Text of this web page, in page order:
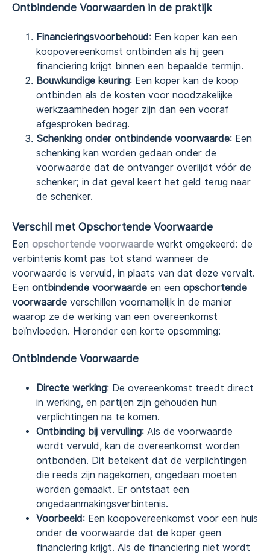
Ontbindende Voorwaarden in de praktijk
Financieringsvoorbehoud : Een koper kan een
koopovereenkomst ontbinden als hij geen
financiering krijgt binnen een bepaalde termijn.
Bouwkundige keuring: Een koper kan de koop
ontbinden als de kosten voor noodzakelijke
werkzaamheden hoger zijn dan een vooraf
afgesproken bedrag.
Schenking onder ontbindende voorwaarde: Een
schenking kan worden gedaan onder de
voorwaarde dat de ontvanger overlijdt vóór de
schenker; in dat geval keert het geld terug naar
de schenker.
Verschil met Opschortende Voorwaarde
Een opschortende voorwaarde werkt omgekeerd: de
verbintenis komt pas tot stand wanneer de
voorwaarde is vervuld, in plaats van dat deze vervalt.
Een ontbindende voorwaarde en een opschortende
voorwaarde verschillen voornamelijk in de manier
waarop ze de werking van een overeenkomst
beïnvloeden. Hieronder een korte opsomming:
Ontbindende Voorwaarde
Directe werking: De overeenkomst treedt direct
in werking, en partijen zijn gehouden hun
verplichtingen na te komen.
Ontbinding bij vervulling: Als de voorwaarde
wordt vervuld, kan de overeenkomst worden
ontbonden. Dit betekent dat de verplichtingen
die reeds zijn nagekomen, ongedaan moeten
worden gemaakt. Er ontstaat een
ongedaanmakingsverbintenis.
Voorbeeld: Een koopovereenkomst voor een huis
onder de voorwaarde dat de koper geen
financiering krijgt. Als de financiering niet wordt